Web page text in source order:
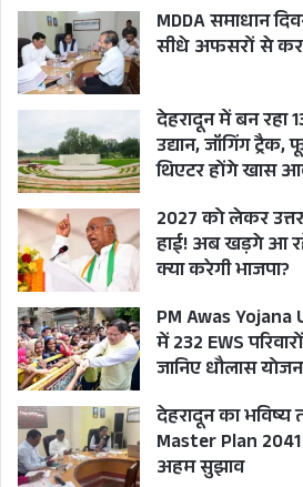
MDDA समाधान
सीधे अफसरों से
देहरादून में बन रहा
उद्यान, जॉगिंग
थिएटर होंगे खास
2027 को लेकर
हाई! अब खड़गे आ
क्या करेगी भाजपा?
PM Awas
में 232 EWS
जानिए धौलास
देहरादून का
Master Plan
अहम सुझाव